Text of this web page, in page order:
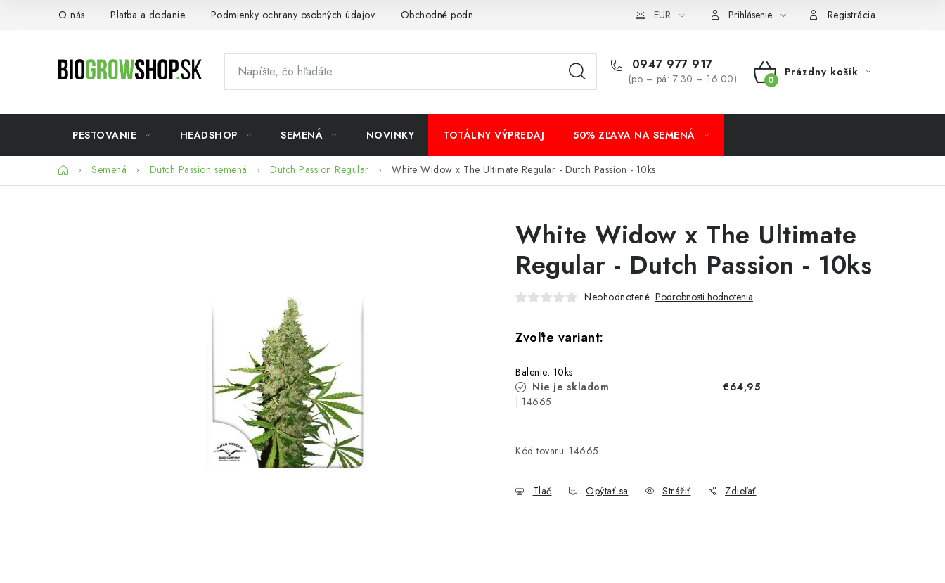
O nás Platba a dodanie Podmienky ochrany osobných údajov Obchodné podmienky Veľkoobchod Formulár na odstúpenie od zmluvy
EUR Prihlásenie Registrácia
0947 977 917
(po – pá: 7:30 – 16:00)
NÁKUPNÝ
Prázdny košík
PESTOVANIE HEADSHOP SEMENÁ NOVINKY TOTÁLNY VÝPREDAJ 50% ZĽAVA NA SEMENÁ
DomovSemená Dutch Passion semená Dutch Passion Regular White Widow x The Ultimate Regular - Dutch Passion - 10ks
White Widow x The Ultimate
Regular - Dutch Passion - 10ks
Neohodnotené Podrobnosti hodnotenia
Balenie: 10ks
Nie je skladom
| 14665
€64,95
Kód tovaru: 14665
Tlač Opýtať sa Strážiť Zdieľať